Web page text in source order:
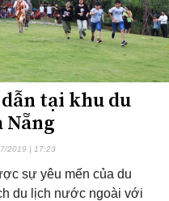
tại khu du
2019 | 17:23
sự yêu mến của du
du lịch nước ngoài với